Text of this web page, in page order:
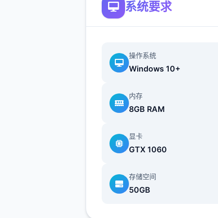
提供了一些选择给玩家用来合
为先，H为辅料的这样一种体验
作，那么很多时候反而不会出
的快乐的情况，
么H内容出现时，反而会有一种
剂的感觉。
更新日志：
系统要求
操作系统
Windows 10+
内存
8GB RAM
显卡
GTX 1060
存储空间
50GB